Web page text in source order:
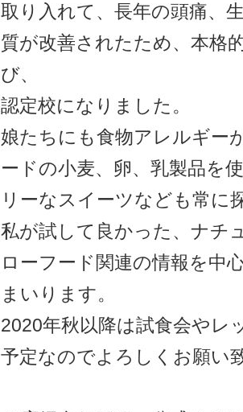
取り入れて、長年の頭痛、
質が改善されたため、本格
び、
認定校になりました。
娘たちにも食物アレルギー
ードの小麦、卵、乳製品を
リーなスイーツなども常に
私が試して良かった、ナチ
ローフード関連の情報を中
まいります。
2020年秋以降は試食会やレ
予定なのでよろしくお願い